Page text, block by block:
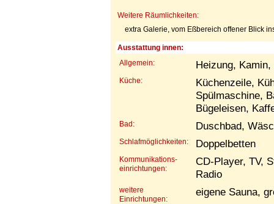
Weitere Räumlichkeiten:
extra Galerie, vom Eßbereich offener Blick
Ausstattung innen:
Allgemein:
Heizung,
Küche:
Küchenzeile,
Spülmaschine,
Bügeleisen,
Bad: Duschbad,
Schlafmöglichkeiten: Doppelbetten
Kommunikations-
einrichtungen:
CD-Player, TV,
Radio
weitere
Einrichtungen:
eigene Sauna,